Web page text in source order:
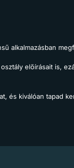
alkalmazásban
előírásait is,
és kiválóan tapad